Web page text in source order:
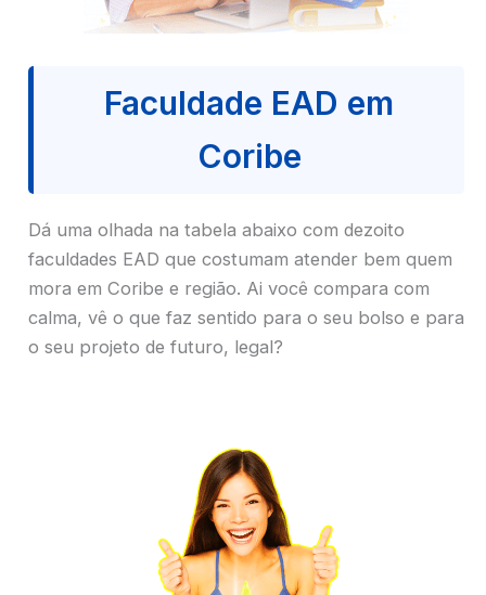
Faculdade EAD em
Coribe
Dá uma olhada na tabela abaixo com dezoito
faculdades EAD que costumam atender bem quem
mora em Coribe e região. Ai você compara com
calma, vê o que faz sentido para o seu bolso e para
o seu projeto de futuro, legal?